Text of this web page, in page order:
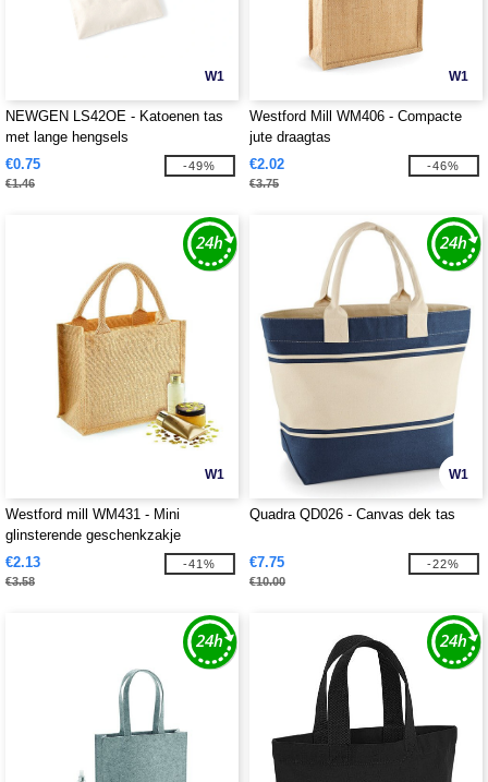
W1
NEWGEN LS42OE - Katoenen tas
met lange hengsels
€0.75
€1.46
-49%
W1
Westford Mill WM406 - Compacte
jute draagtas
€2.02
€3.75
-46%
W1
Westford mill WM431 - Mini
glinsterende geschenkzakje
€2.13
€3.58
-41%
W1
Quadra QD026 - Canvas dek tas
€7.75
€10.00
-22%